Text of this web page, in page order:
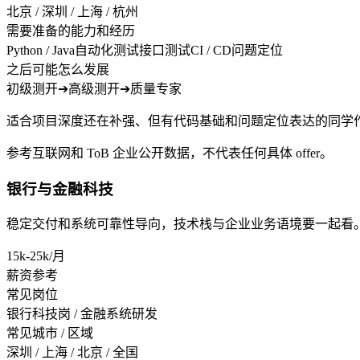
北京 / 深圳 / 上海 / 杭州
需要准备的能力和经历
Python / Java自动化测试接口测试CI / CD问题定位
之后可能怎么发展
初级测开➔高级测开➔质量专家
适合项目深度还在补强、但有代码基础和问题定位表达的同学
参考互联网和 ToB 企业公开数据，不代表任何具体 offer。
银行与金融科技
稳定交付和系统可靠性导向，技术栈与企业业务语境要一起看。
15k-25k/月
薪资参考
常见岗位
银行科技岗 / 金融系统研发
常见城市 / 区域
深圳 / 上海 / 北京 / 全国